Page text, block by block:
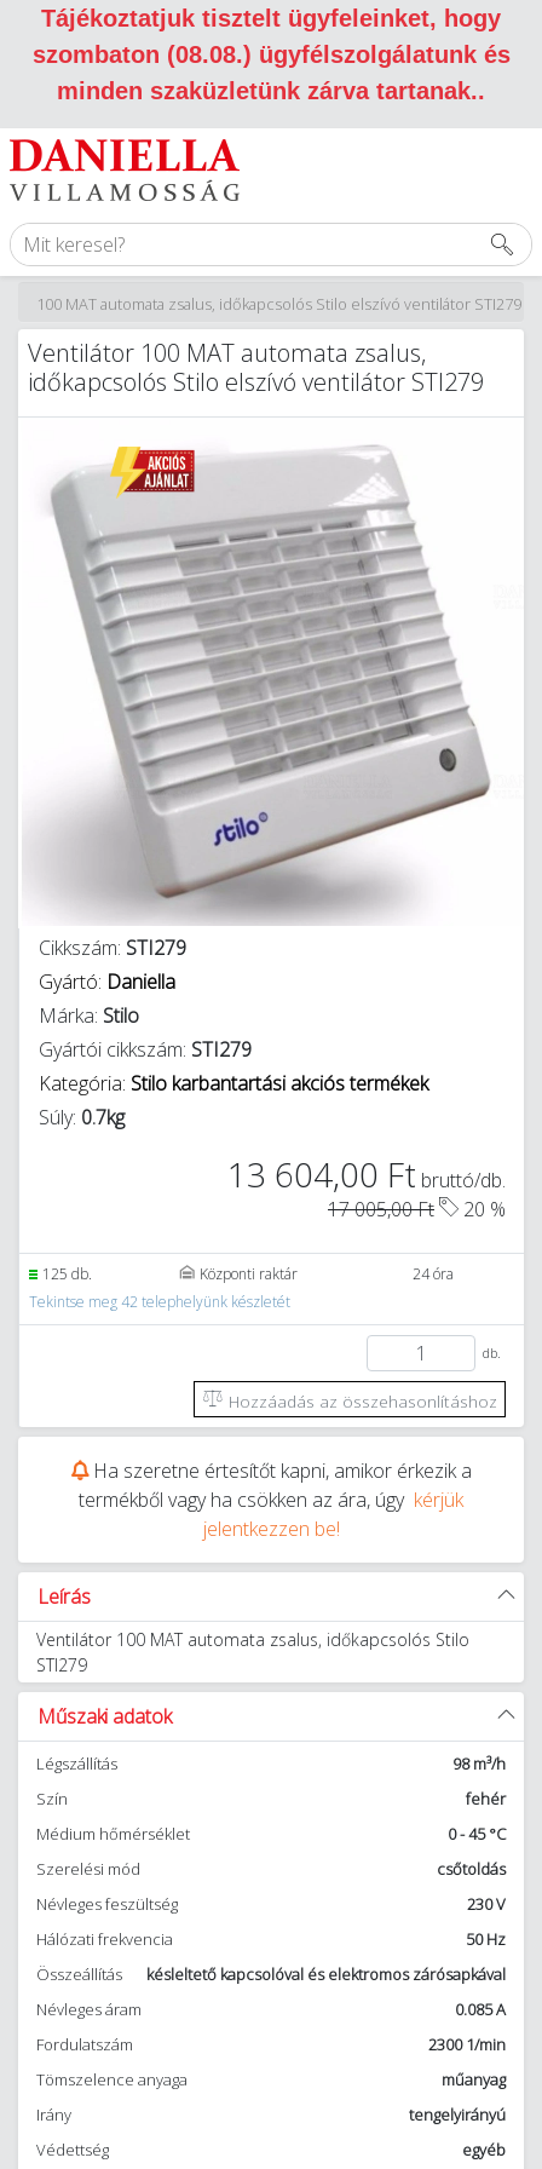
Tájékoztatjuk tisztelt ügyfeleinket, hogy
szombaton (08.08.) ügyfélszolgálatunk és
minden szaküzletünk zárva tartanak..
100 MAT automata zsalus, időkapcsolós Stilo elszívó ventilátor STI279
Ventilátor 100 MAT automata zsalus,
időkapcsolós Stilo elszívó ventilátor STI279
Cikkszám: STI279
Gyártó: Daniella
Márka: Stilo
Gyártói cikkszám: STI279
Kategória: Stilo karbantartási akciós termékek
Súly: 0.7kg
13 604,00 Ft bruttó/db.
17 005,00 Ft
20 %
125 db. Központi raktár
24 óra
Tekintse meg 42 telephelyünk készletét
db.
Hozzáadás az összehasonlításhoz
Ha szeretne értesítőt kapni, amikor érkezik a
termékből vagy ha csökken az ára, úgy kérjük
jelentkezzen be!
Leírás
Ventilátor 100 MAT automata zsalus, időkapcsolós Stilo
STI279
Műszaki adatok
Légszállítás
98 m³/h
Szín
fehér
Médium hőmérséklet
0 - 45 °C
Szerelési mód
csőtoldás
Névleges feszültség
230 V
Hálózati frekvencia
50 Hz
Összeállítás
késleltető kapcsolóval és elektromos zárósapkával
Névleges áram
0.085 A
Fordulatszám
2300 1/min
Tömszelence anyaga
műanyag
Irány
tengelyirányú
Védettség
egyéb